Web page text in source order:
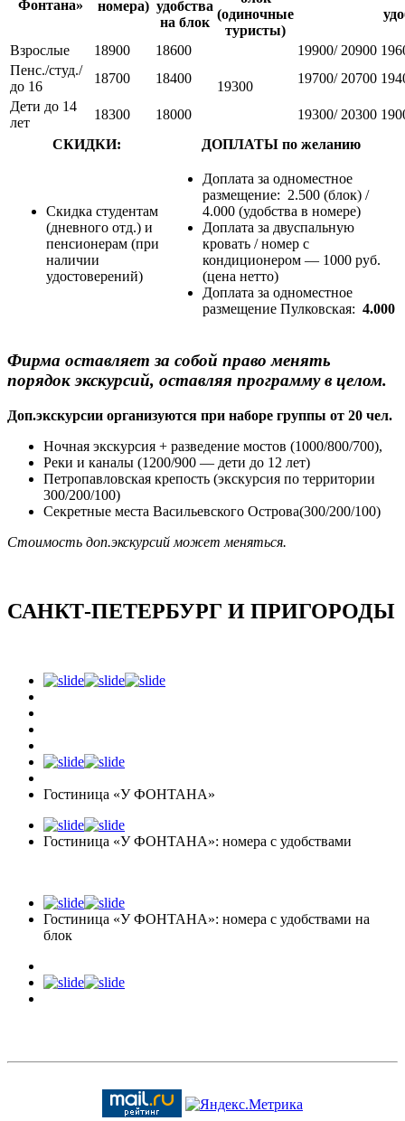
Фонтана» номера) удобства
на блок
(одиночные
туристы)
Взрослые 18900 18600
19300
19900/ 20900
Пенс./студ./
до 16
18700 18400 19700/ 20700
Дети до 14
лет
18300 18000 19300/ 20300
СКИДКИ:
ДОПЛАТЫ по желанию
Скидка студентам
(дневного отд.) и
пенсионерам (при
наличии
удостоверений)
Доплата за одноместное
размещение: 2.500 (блок) /
4.000 (удобства в номере)
Доплата за двуспальную
кровать / номер с
кондиционером — 1000 руб.
(цена нетто)
Доплата за одноместное
размещение Пулковская: 4.000
Фирма оставляет за собой право менять
порядок экскурсий, оставляя программу в целом.
Доп.экскурсии организуются при наборе группы от 20 чел.
Ночная экскурсия + разведение мостов (1000/800/700),
Реки и каналы (1200/900 — дети до 12 лет)
Петропавловская крепость (экскурсия по территории
300/200/100)
Секретные места Васильевского Острова(300/200/100)
Стоимость доп.экскурсий может меняться.
САНКТ-ПЕТЕРБУРГ И ПРИГОРОДЫ
Гостиница «У ФОНТАНА»
Гостиница «У ФОНТАНА»: номера с удобствами
Гостиница «У ФОНТАНА»: номера с удобствами на
блок